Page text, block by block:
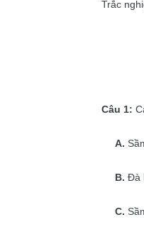
Trắc
Câu 1:
A.
B. Đà
C.